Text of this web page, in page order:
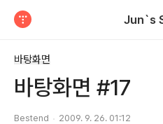
Jun`s
바탕화면
바탕화면 #17
Bestend 2009. 9. 26. 01:12